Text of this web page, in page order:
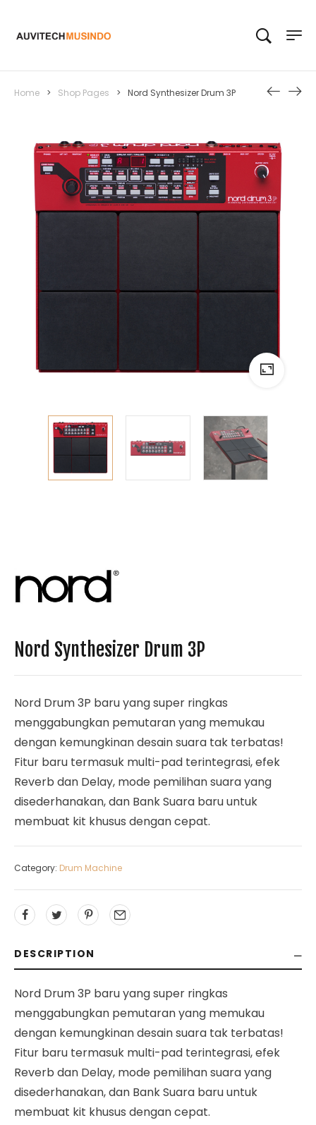
Home > Shop Pages > Nord Synthesizer Drum 3P
Nord Synthesizer Drum 3P
Nord Drum 3P baru yang super ringkas
menggabungkan pemutaran yang memukau
dengan kemungkinan desain suara tak terbatas!
Fitur baru termasuk multi-pad terintegrasi, efek
Reverb dan Delay, mode pemilihan suara yang
disederhanakan, dan Bank Suara baru untuk
membuat kit khusus dengan cepat.
Category: Drum Machine
DESCRIPTION
Nord Drum 3P baru yang super ringkas
menggabungkan pemutaran yang memukau
dengan kemungkinan desain suara tak terbatas!
Fitur baru termasuk multi-pad terintegrasi, efek
Reverb dan Delay, mode pemilihan suara yang
disederhanakan, dan Bank Suara baru untuk
membuat kit khusus dengan cepat.